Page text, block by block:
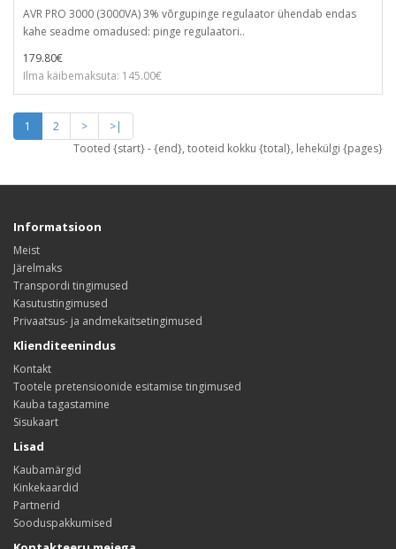
AVR PRO 3000 (3000VA) 3% võrgupinge regulaator ühendab endas
kahe seadme omadused: pinge regulaatori..
179.80€
Ilma käibemaksuta: 145.00€
1 2 >
>|
Tooted {start} - {end}, tooteid kokku {total}, lehekülgi {pages}
Informatsioon
Meist
Järelmaks
Transpordi tingimused
Kasutustingimused
Privaatsus- ja andmekaitsetingimused
Klienditeenindus
Kontakt
Tootele pretensioonide esitamise tingimused
Kauba tagastamine
Sisukaart
Lisad
Kaubamärgid
Kinkekaardid
Partnerid
Sooduspakkumised